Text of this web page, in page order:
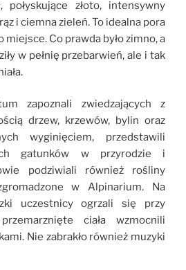
połyskujące złoto, intensywny
i ciemna zieleń. To idealna pora
miejsce. Co prawda było zimno, a
w pełnię przebarwień, ale i tak
zapoznali zwiedzających z
drzew, krzewów, bylin oraz
wyginięciem, przedstawili
gatunków w przyrodzie i
podziwiali również rośliny
w Alpinarium. Na
uczestnicy ogrzali się przy
ciała wzmocnili
Nie zabrakło również muzyki